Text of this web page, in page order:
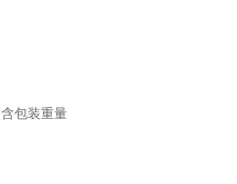
包装重量